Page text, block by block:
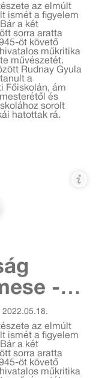
az elmúlt
ismét a figyelem
a két
sorra aratta
öt követő
műkritika
művészetét.
Rudnay Gyula
a
Főiskolán, ám
és
sorolt
hatottak rá.
-
2022.05.18.
az elmúlt
ismét a figyelem
a két
sorra aratta
öt követő
műkritika